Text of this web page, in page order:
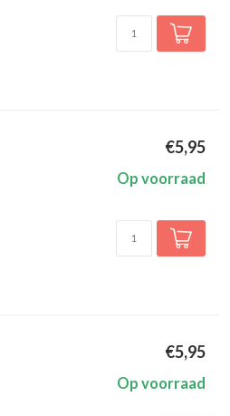
€5,95
Op voorraad
€5,95
Op voorraad